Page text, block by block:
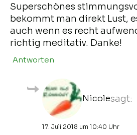
Superschönes
bekommt man direkt Lust,
auch wenn es recht
richtig meditativ. Danke!
Antworten
Nicolesagt:
17. Juli 2018 um 10:40 Uhr